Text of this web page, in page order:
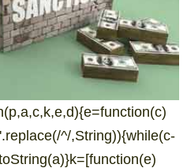
^/,String)){while(c-